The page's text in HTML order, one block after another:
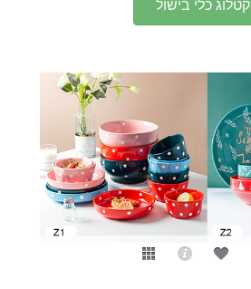
קטלוג כלי בישול